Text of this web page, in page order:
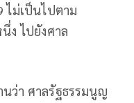
ไม่เป็นไปตาม
ง ไปยังศาล
นว่า ศาลรัฐธรรมนูญ